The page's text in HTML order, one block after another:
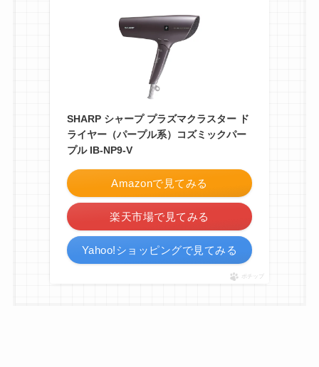
SHARP シャープ プラズマクラスター ド
ライヤー（パープル系）コズミックパー
プル IB-NP9-V
Amazonで見てみる
楽天市場で見てみる
Yahoo!ショッピングで見てみる
ポチップ